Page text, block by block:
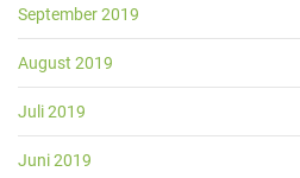
September 2019
August 2019
Juli 2019
Juni 2019